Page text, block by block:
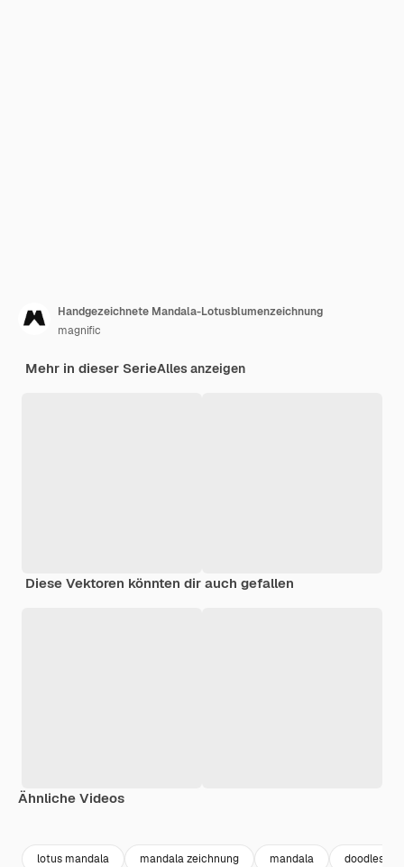
Handgezeichnete Mandala-Lotusblumenzeichnung
magnific
Mehr in dieser SerieAlles anzeigen
Diese Vektoren könnten dir auch gefallen
Ähnliche Videos
lotus mandala mandala zeichnung mandala doodles